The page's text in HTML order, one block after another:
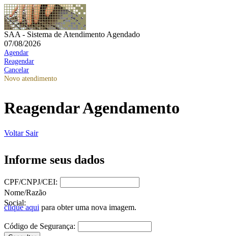
SAA - Sistema de Atendimento Agendado
07/08/2026
Agendar
Reagendar
Cancelar
Novo atendimento
Reagendar Agendamento
Voltar Sair
Informe seus dados
CPF/CNPJ/CEI:
Nome/Razão
Social:
clique aqui para obter uma nova imagem.
Código de Segurança: